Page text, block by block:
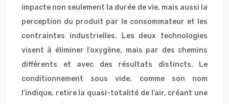
impacte non seulement la durée de vie, mais aussi la
perception du produit par le consommateur et les
contraintes industrielles. Les deux technologies
visent à éliminer l’oxygène, mais par des chemins
différents et avec des résultats distincts. Le
conditionnement sous vide, comme son nom
l’indique, retire la quasi-totalité de l’air, créant une